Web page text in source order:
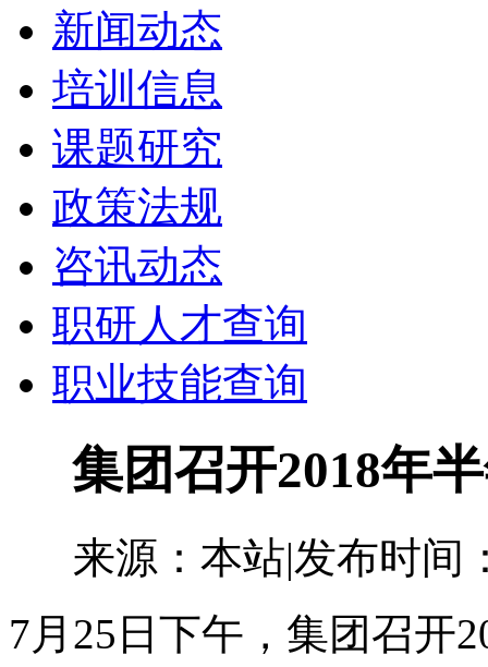
新闻动态
培训信息
课题研究
政策法规
咨讯动态
职研人才查询
职业技能查询
集团召开2018年
来源：本站|发布时间
7月25日下午，集团召开